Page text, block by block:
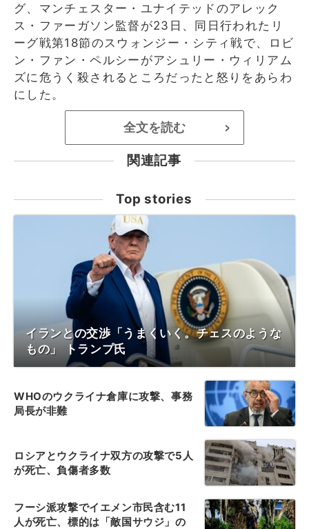
グ、マンチェスター・ユナイテッドのアレック
ス・ファーガソン監督が23日、同日行われたリ
ーグ戦第18節のスウォンジー・シティ戦で、ロビ
ン・ファン・ペルシーがアシュリー・ウィリアム
ズに危うく殺されるところだったと怒りをあらわ
にした。
全文を読む >
関連記事
Top stories
イランとの交渉「うまくいく。チェスのような
もの」 トランプ氏
WHOのウクライナ倉庫に攻撃、事務
局長が非難
ロシアとウクライナ双方の攻撃で5人
が死亡、負傷者多数
フーシ派攻撃でイエメン市民含む11
人が死亡、標的は「敵国サウジ」の